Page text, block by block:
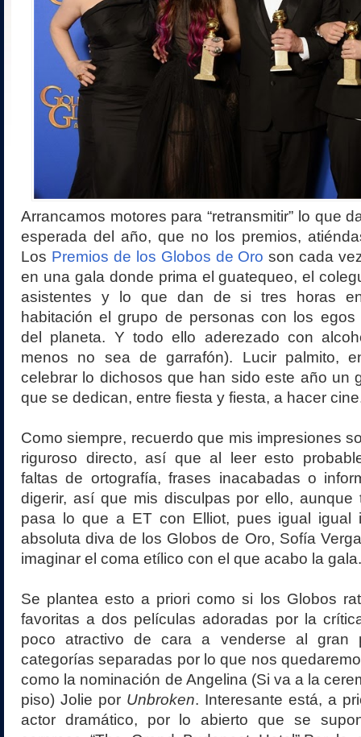
Arrancamos motores para “retransmitir” lo que
esperada del año, que no los premios,
Los Premios de los Globos de Oro son cada
en una gala donde prima el guatequeo, el
asistentes y lo que dan de si tres horas
habitación el grupo de personas con los egos
del planeta. Y todo ello aderezado con
menos no sea de garrafón). Lucir palmito,
celebrar lo dichosos que han sido este año un
que se dedican, entre fiesta y fiesta, a hacer
Como siempre, recuerdo que mis impresiones
riguroso directo, así que al leer esto
faltas de ortografía, frases inacabadas o
digerir, así que mis disculpas por ello, aunque
pasa lo que a ET con Elliot, pues igual igual
absoluta diva de los Globos de Oro, Sofía
imaginar el coma etílico con el que acabo la gala.
Se plantea esto a priori como si los Globos
favoritas a dos películas adoradas por la
poco atractivo de cara a venderse al gran
categorías separadas por lo que nos
como la nominación de Angelina (Si va a la
piso) Jolie por Unbroken. Interesante está, a
actor dramático, por lo abierto que se